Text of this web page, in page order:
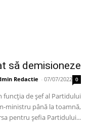
să demisioneze
Redactie - 07/07/2022 0
funcția de șef al Partidului
ministru până la toamnă,
pentru șefia Partidului...